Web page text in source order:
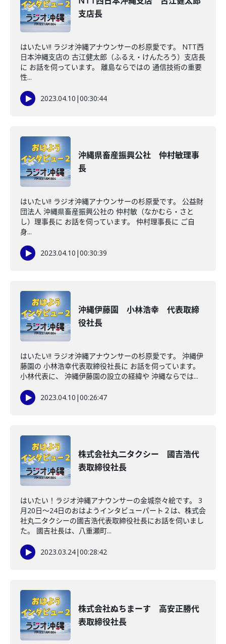
支店長
はいたい!! ラジオ沖縄アナウンサーの杉原愛です。 NTT西
日本沖縄支店の 古江健太郎（ふるえ・けんたろう）支店長
に お話を伺っています。 離島ならではの 通信技術の重要
性...
2023.04.10 |00:30:44
沖縄県畜産振興公社 仲村敏理事
長
はいたい!! ラジオ沖縄アナウンサーの杉原愛です。 公益財
団法人 沖縄県畜産振興公社の 仲村敏（なかむら・さと
し）理事長に お話を伺っています。 仲村理事長に ご自
身...
2023.04.10 |00:30:39
沖縄伊藤園 小林浩幸 代表取締
役社長
はいたい!! ラジオ沖縄アナウンサーの杉原愛です。 沖縄伊
藤園の 小林浩幸代表取締役社長に お話を伺っています。
小林代表に、 沖縄伊藤園の設立の経緯や 沖縄ならでは...
2023.04.10 |00:26:47
株式会社丸二タクシー 國吉浩代
表取締役社長
はいたい！ラジオ沖縄アナウンサーの金城奈々絵です。 3
月20日～24日のおはようインタビューパート２は、株式会
社丸二タクシーの國吉浩代表取締役社長にお話を伺いまし
た。 國吉社長は、八重瀬町...
2023.03.24|00:28:42
株式会社ぬちまーす 高安正勝代
表取締役社長